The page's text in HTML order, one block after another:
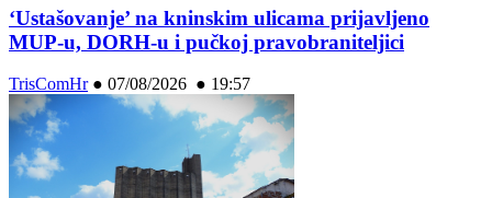
‘Ustašovanje’ na kninskim ulicama prijavljeno
MUP-u, DORH-u i pučkoj pravobraniteljici
TrisComHr● 07/08/2026 ● 19:57